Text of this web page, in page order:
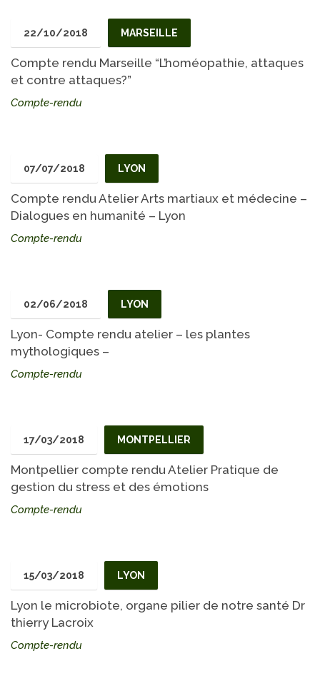
22/10/2018 MARSEILLE
Compte rendu Marseille “L’homéopathie, attaques
et contre attaques?”
Compte-rendu
07/07/2018 LYON
Compte rendu Atelier Arts martiaux et médecine –
Dialogues en humanité – Lyon
Compte-rendu
02/06/2018 LYON
Lyon- Compte rendu atelier – les plantes
mythologiques –
Compte-rendu
17/03/2018 MONTPELLIER
Montpellier compte rendu Atelier Pratique de
gestion du stress et des émotions
Compte-rendu
15/03/2018 LYON
Lyon le microbiote, organe pilier de notre santé Dr
thierry Lacroix
Compte-rendu